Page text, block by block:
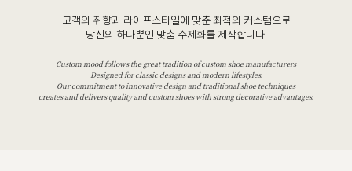
고객의 취향과 라이프스타일에 맞춘 최적의 커스텀으로
당신의 하나뿐인 맞춤 수제화를 제작합니다.
Custom mood follows the great tradition of custom shoe manufacturers
Designed for classic designs and modern lifestyles.
Our commitment to innovative design and traditional shoe techniques
creates and delivers quality and custom shoes with strong decorative advantages.